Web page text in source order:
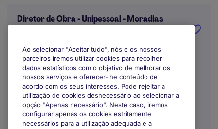
Diretor de Obra - Unipessoal - Moradias
Alcochete
Indefinido
Ao selecionar "Aceitar tudo", nós e os nossos
parceiros iremos utilizar cookies para recolher
dados estatísticos com o objetivo de melhorar os
nossos serviços e oferecer-lhe conteúdo de
acordo com os seus interesses. Pode rejeitar a
utilização de cookies desnecessário ao selecionar a
opção "Apenas necessário". Neste caso, iremos
configurar apenas os cookies estritamente
necessários para a utilização adequada e a